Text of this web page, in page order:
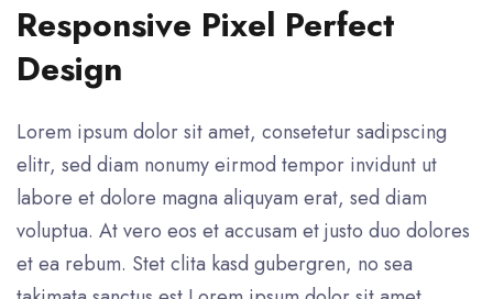
Responsive Pixel Perfect
Design
Lorem ipsum dolor sit amet, consetetur sadipscing
elitr, sed diam nonumy eirmod tempor invidunt ut
labore et dolore magna aliquyam erat, sed diam
voluptua. At vero eos et accusam et justo duo dolores
et ea rebum. Stet clita kasd gubergren, no sea